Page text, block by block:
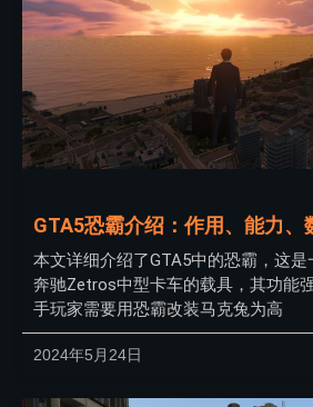
GTA5恐霸介绍：作用、能力、
本文详细介绍了GTA5中的恐霸，这
奔驰Zetros中型卡车的载具，其功能
手玩家需要用恐霸改装马克兔为高
2024年5月24日